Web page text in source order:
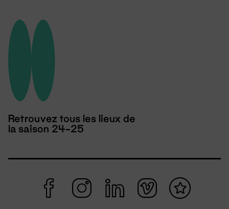
Retrouvez tous les lieux de
la saison 24-25